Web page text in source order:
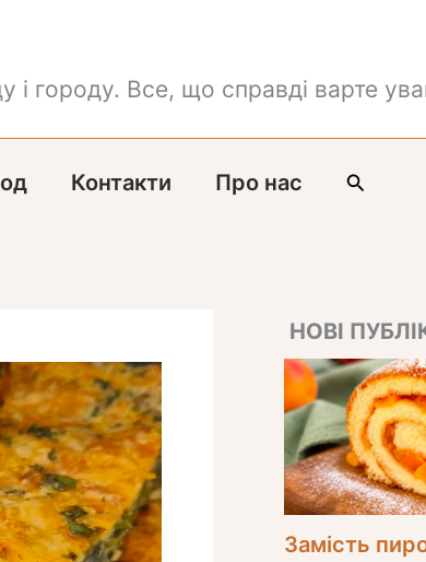
і городу. Все, що справді варте
Контакти Про нас Пошук
НОВІ
Замість